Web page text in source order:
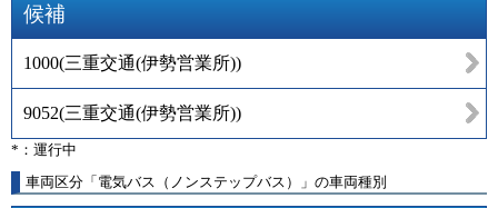
候補
1000(三重交通(伊勢営業所))
9052(三重交通(伊勢営業所))
*：運行中
車両区分「電気バス（ノンステップバス）」の車両種別